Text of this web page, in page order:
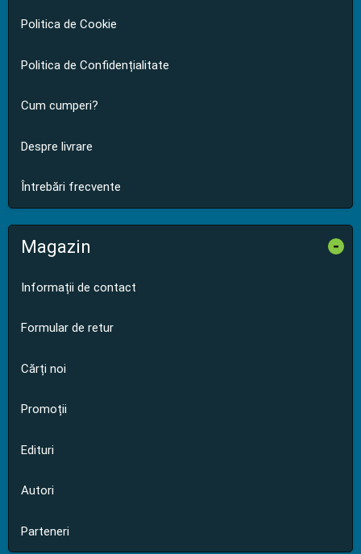
Politica de Cookie
Politica de Confidențialitate
Cum cumperi?
Despre livrare
Întrebări frecvente
Magazin -
Informații de contact
Formular de retur
Cărți noi
Promoții
Edituri
Autori
Parteneri